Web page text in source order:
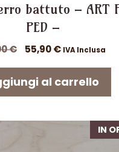
battuto – ART
PED –
€
Il
originale
era:
55,90€Il
attuale
IVA Inclusa
al carrello
IN